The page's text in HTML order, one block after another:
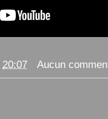
20:07 Aucun